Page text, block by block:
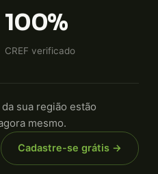
100%
CREF verificado
sua região estão
mesmo.
Cadastre-se grátis →